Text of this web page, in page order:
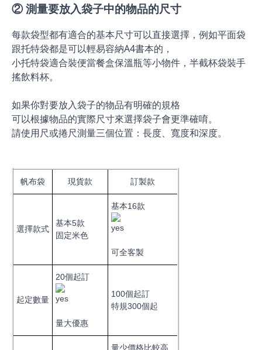
② 測量要放入袋子中的物品的尺寸
每款袋型都有適合的基本尺寸可以直接選擇，例如平面袋
跟托特袋都是可以輕易容納A4書本的，
小托特袋適合裝便當餐盒保溫瓶等小物件，半截杯袋裝手
搖飲料杯。
如果你對要放入袋子的物品有明確的規格
可以根據物品的實際尺寸來選擇袋子會更準確唷。
請使用尺或捲尺測量三個位置：長度、寬度和深度。
帆布袋 現貨款 訂製款
選擇款式
基本5款
固定米色
基本16款
可全客製
起定數量
20個起訂
量大優惠
100個起訂
特規300個起
量少價格比較高